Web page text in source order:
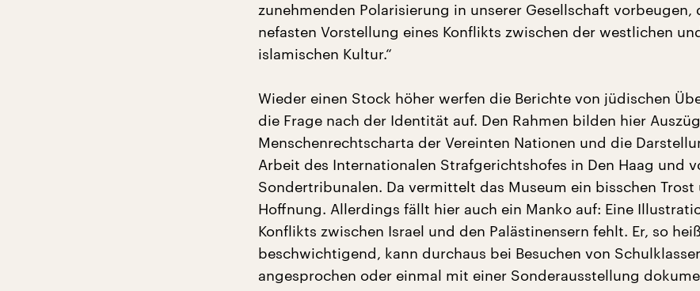
zunehmenden Polarisierung in unserer Gesellschaft vorbeugen,
nefasten Vorstellung eines Konflikts zwischen der westlichen
islamischen Kultur.“
Wieder einen Stock höher werfen die Berichte von jüdischen
die Frage nach der Identität auf. Den Rahmen bilden hier
Menschenrechtscharta der Vereinten Nationen und die
Arbeit des Internationalen Strafgerichtshofes in Den Haag und
Sondertribunalen. Da vermittelt das Museum ein bisschen Trost
Hoffnung. Allerdings fällt hier auch ein Manko auf: Eine
Konflikts zwischen Israel und den Palästinensern fehlt. Er, so
beschwichtigend, kann durchaus bei Besuchen von
angesprochen oder einmal mit einer Sonderausstellung